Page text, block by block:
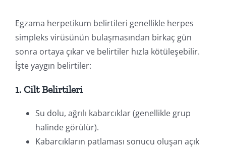
Egzama herpetikum belirtileri genellikle herpes
simpleks virüsünün bulaşmasından birkaç gün
sonra ortaya çıkar ve belirtiler hızla kötüleşebilir.
İşte yaygın belirtiler:
1. Cilt Belirtileri
Su dolu, ağrılı kabarcıklar (genellikle grup
halinde görülür).
Kabarcıkların patlaması sonucu oluşan açık